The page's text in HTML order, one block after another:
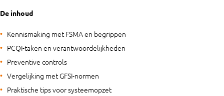
De inhoud
Kennismaking met FSMA en begrippen
PCQI-taken en verantwoordelijkheden
Preventive controls
Vergelijking met GFSI-normen
Praktische tips voor systeemopzet